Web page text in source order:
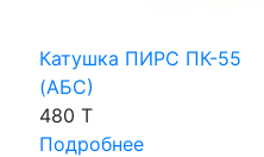
Катушка ПИРС ПК-55
(АБС)
480 T
Подробнее